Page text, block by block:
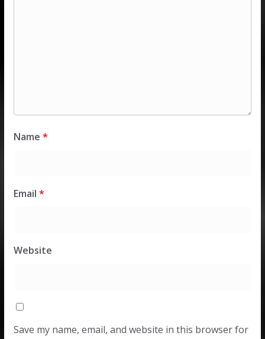
Name *
Email *
Website
Save my name, email, and website in this browser for